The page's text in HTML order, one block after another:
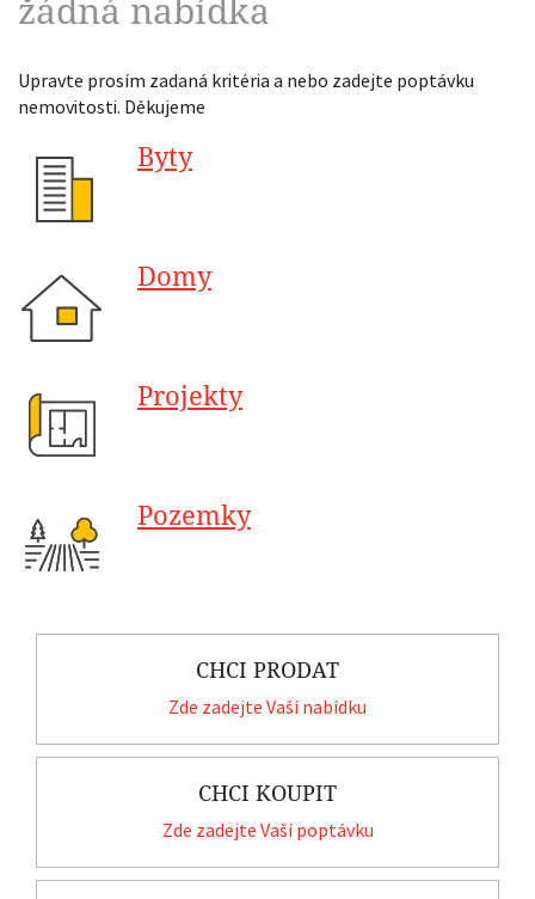
žádná nabídka
Upravte prosím zadaná kritéria a nebo zadejte poptávku
nemovitosti. Děkujeme
Byty
Domy
Projekty
Pozemky
CHCI PRODAT
Zde zadejte Vaší nabídku
CHCI KOUPIT
Zde zadejte Vaší poptávku